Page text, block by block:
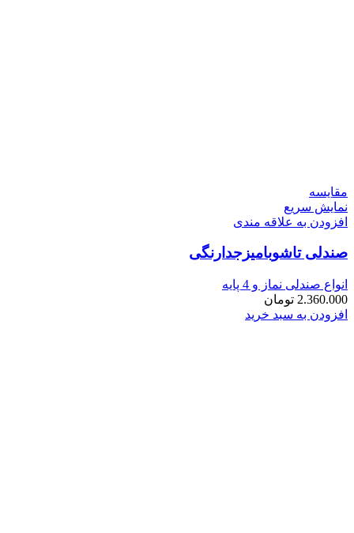
مقايسه
نمایش سریع
افزودن به علاقه مندی
صندلی تاشوبامیزجدارنگی
انواع صندلی نماز و 4 پایه
2.360.000 تومان
افزودن به سبد خرید